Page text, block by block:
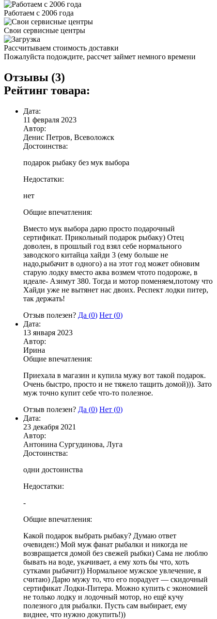
Работаем с 2006 года
Свои сервисные центры
Рассчитываем стоимость доставки
Пожалуйста подождите, рассчет займет немного времени
Отзывы (3)
Рейтинг товара:
Дата:
11 февраля 2023
Автор:
Денис Петров, Всеволожск
Достоинства:
подарок рыбаку без мук выбора
Недостатки:
нет
Общие впечатления:
Вместо мук выбора дарю просто подарочный
сертификат. Прикольный подарок рыбаку) Отец
доволен, в прошлый год взял себе нормального
заводского китайца хайди 3 (ему больше не
надо,рыбачит в одного) а на этот год может обновим
старую лодку вместо аква возмем чтото подороже, в
идеале- Азимут 380. Тогда и мотор поменяем,потому что
Хайди уже не вытянет нас двоих. Респект лодки питер,
так держать!
Отзыв полезен? Да (0) Нет (0)
Дата:
13 января 2023
Автор:
Ирина
Общие впечатления:
Приехала в магазин и купила мужу вот такой подарок.
Очень быстро, просто и не тяжело тащить домой))). Зато
муж точно купит себе что-то полезное.
Отзыв полезен? Да (0) Нет (0)
Дата:
23 декабря 2021
Автор:
Антонина Сургудинова, Луга
Достоинства:
одни достоинства
Недостатки:
-
Общие впечатления:
Какой подарок выбрать рыбаку? Думаю ответ
очевиден:) Мой муж фанат рыбалки и никогда не
возвращается домой без свежей рыбки) Сама не люблю
бывать на воде, укачивает, а ему хоть бы что, хоть
сутками рыбачит)) Нормальное мужское увлечение, я
считаю) Дарю мужу то, что его порадует — скидочный
сертификат Лодки-Питера. Можно купить с экономией
не только лодку и лодочный мотор, но ещё кучу
полезного для рыбалки. Пусть сам выбирает, ему
виднее, что нужно докупить!))